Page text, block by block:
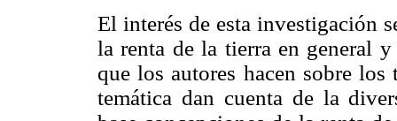
El interés de esta investigación
la renta de la tierra en general
que los autores hacen sobre
temática dan cuenta de la